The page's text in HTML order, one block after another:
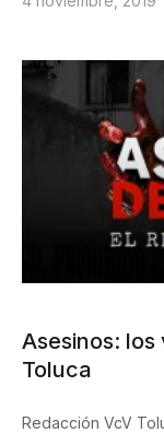
Asesinos:
Toluca
Redacción VcV